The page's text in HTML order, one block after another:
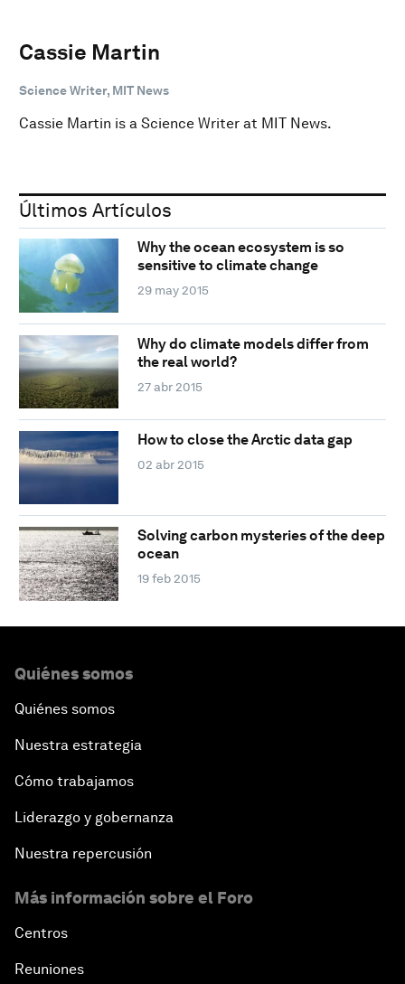
Cassie Martin
Science Writer, MIT News
Cassie Martin is a Science Writer at MIT News.
Últimos Artículos
Why the ocean ecosystem is so
sensitive to climate change
29 may 2015
Why do climate models differ from
the real world?
27 abr 2015
How to close the Arctic data gap
02 abr 2015
Solving carbon mysteries of the deep
ocean
19 feb 2015
Quiénes somos
Quiénes somos
Nuestra estrategia
Cómo trabajamos
Liderazgo y gobernanza
Nuestra repercusión
Más información sobre el Foro
Centros
Reuniones